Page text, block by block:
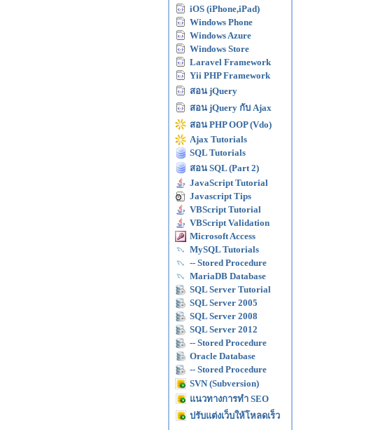
iOS (iPhone,iPad)
Windows Phone
Windows Azure
Windows Store
Laravel Framework
Yii PHP Framework
สอน jQuery
สอน jQuery กับ Ajax
สอน PHP OOP (Vdo)
Ajax Tutorials
SQL Tutorials
สอน SQL (Part 2)
JavaScript Tutorial
Javascript Tips
VBScript Tutorial
VBScript Validation
Microsoft Access
MySQL Tutorials
-- Stored Procedure
MariaDB Database
SQL Server Tutorial
SQL Server 2005
SQL Server 2008
SQL Server 2012
-- Stored Procedure
Oracle Database
-- Stored Procedure
SVN (Subversion)
แนวทางการทำ SEO
ปรับแต่งเว็บให้โหลดเร็ว